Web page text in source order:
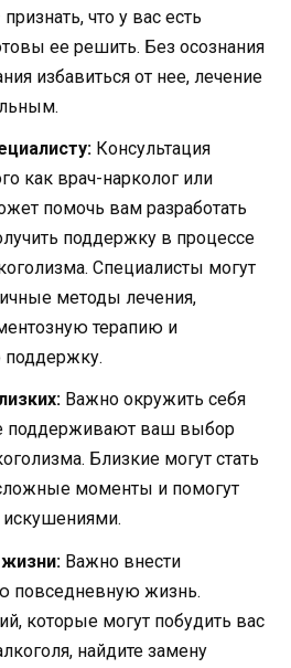
что у вас есть
ее решить. Без осознания
избавиться от нее, лечение
Консультация
как врач-нарколог или
помочь вам разработать
поддержку в процессе
Специалисты могут
методы лечения,
терапию и
поддержку.
Важно окружить себя
поддерживают ваш выбор
Близкие могут стать
моменты и помогут
искушениями.
Важно внести
повседневную жизнь.
которые могут побудить вас
найдите замену